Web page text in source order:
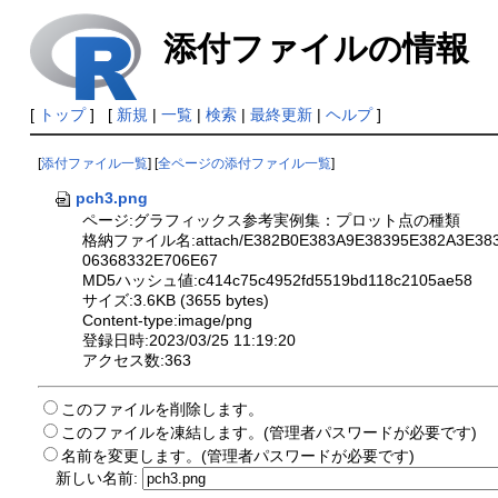
添付ファイルの情報
[ トップ] [ 新規 | 一覧| 検索| 最終更新| ヘルプ]
[添付ファイル一覧 ] [全ページの添付ファイル一覧
pch3.png
ページ:グラフィックス参考実例集：プロット点の種類
格納ファイル名:attach/
06368332E706E67
MD5ハッシュ値:c414c75c4952fd5519bd118c2105ae58
サイズ:3.6KB (3655 bytes)
Content-type:image/png
登録日時:2023/03/25 11:19:20
アクセス数:363
このファイルを削除します。
このファイルを凍結します。(管理者パスワードが必要です)
名前を変更します。(管理者パスワードが必要です)
新しい名前: